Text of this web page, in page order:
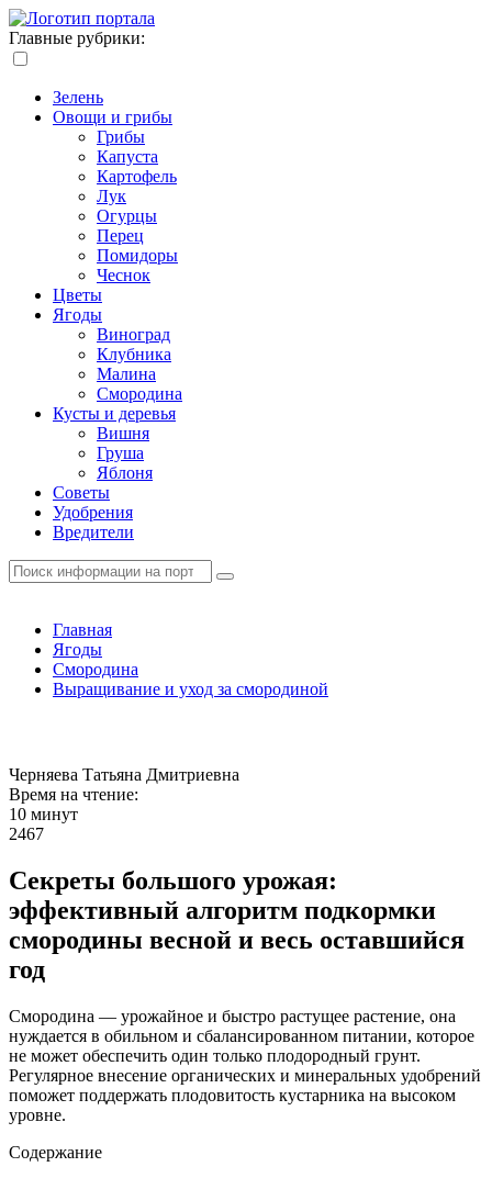
Главные рубрики:
Зелень
Овощи и грибы
Грибы
Капуста
Картофель
Лук
Огурцы
Перец
Помидоры
Чеснок
Цветы
Ягоды
Виноград
Клубника
Малина
Смородина
Кусты и деревья
Вишня
Груша
Яблоня
Советы
Удобрения
Вредители
Главная
Ягоды
Смородина
Выращивание и уход за смородиной
Черняева Татьяна Дмитриевна
Время на чтение:
10 минут
2467
Секреты большого урожая:
эффективный алгоритм подкормки
смородины весной и весь оставшийся
год
Смородина — урожайное и быстро растущее растение, она
нуждается в обильном и сбалансированном питании, которое
не может обеспечить один только плодородный грунт.
Регулярное внесение органических и минеральных удобрений
поможет поддержать плодовитость кустарника на высоком
уровне.
Содержание